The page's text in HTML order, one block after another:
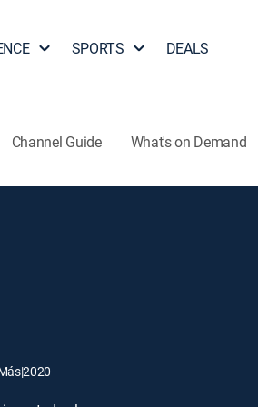
SPORTS DEALS
Channel Guide What's on Demand
|2020